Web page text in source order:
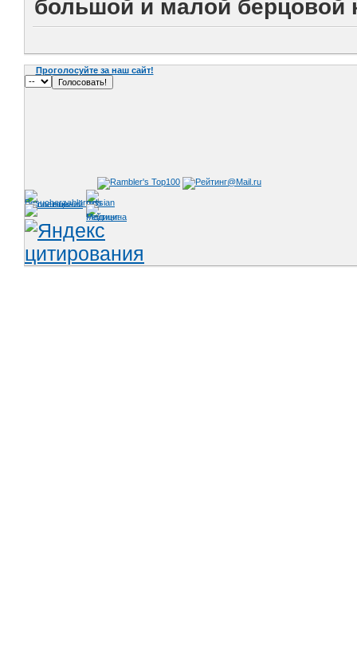
большой и малой берцовой
Проголосуйте за наш сайт!